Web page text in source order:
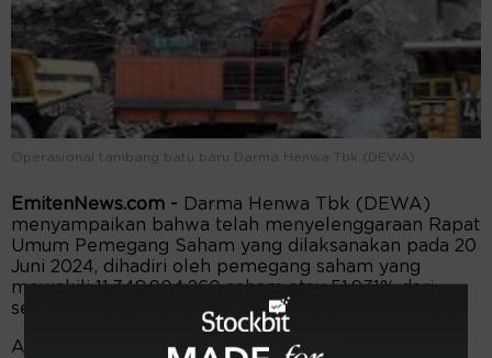
Operasional tambang batu baru Darma Henwa Tbk (DEWA).
EmitenNews.com -
Darma Henwa Tbk (DEWA)
menyampaikan bahwa telah menyelenggaraan Rapat
Umum Pemegang Saham yang dilaksanakan pada 20
Juni 2024, dihadiri oleh pemegang saham yang
mewakili 11.348.904.260 saham atau 51,931% dari
seluruh saham dengan hak suara yang sah.
Ahmad Hilyadi Director & Corporate Secretary